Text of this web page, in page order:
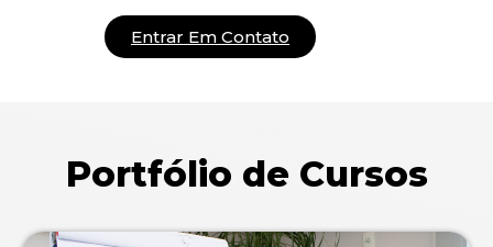
Entrar Em Contato
Portfólio de Cursos